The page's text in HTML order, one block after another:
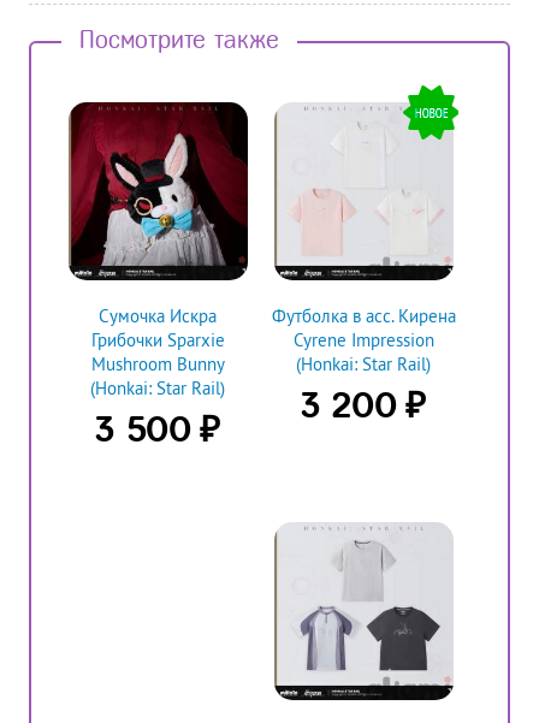
Посмотрите также
Сумочка Искра
Грибочки Sparxie
Mushroom Bunny
(Honkai: Star Rail)
3 500 ₽
Футболка в асс. Кирена
Cyrene Impression
(Honkai: Star Rail)
3 200 ₽